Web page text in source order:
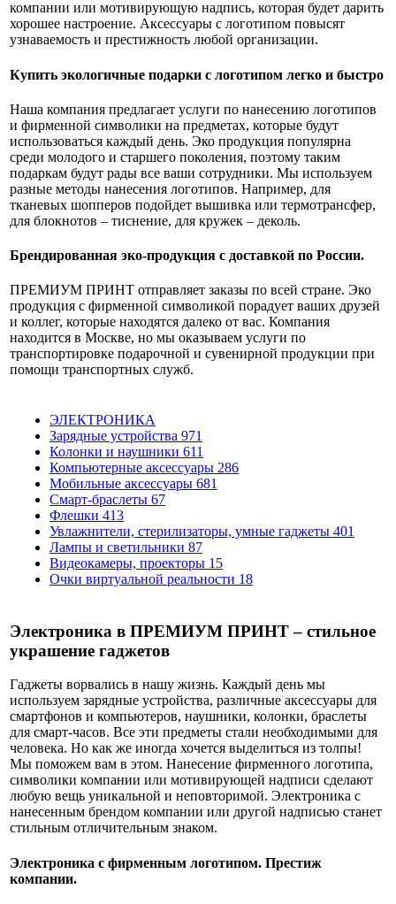
компании или мотивирующую надпись, которая будет дарить
хорошее настроение. Аксессуары с логотипом повысят
узнаваемость и престижность любой организации.
Купить экологичные подарки с логотипом легко и быстро
Наша компания предлагает услуги по нанесению логотипов
и фирменной символики на предметах, которые будут
использоваться каждый день. Эко продукция популярна
среди молодого и старшего поколения, поэтому таким
подаркам будут рады все ваши сотрудники. Мы используем
разные методы нанесения логотипов. Например, для
тканевых шопперов подойдет вышивка или термотрансфер,
для блокнотов – тиснение, для кружек – деколь.
Брендированная эко-продукция с доставкой по России.
ПРЕМИУМ ПРИНТ отправляет заказы по всей стране. Эко
продукция с фирменной символикой порадует ваших друзей
и коллег, которые находятся далеко от вас. Компания
находится в Москве, но мы оказываем услуги по
транспортировке подарочной и сувенирной продукции при
помощи транспортных служб.
ЭЛЕКТРОНИКА
Зарядные устройства 971
Колонки и наушники 611
Компьютерные аксессуары 286
Мобильные аксессуары 681
Смарт-браслеты 67
Флешки 413
Увлажнители, стерилизаторы, умные гаджеты 401
Лампы и светильники 87
Видеокамеры, проекторы 15
Очки виртуальной реальности 18
Электроника в ПРЕМИУМ ПРИНТ – стильное
украшение гаджетов
Гаджеты ворвались в нашу жизнь. Каждый день мы
используем зарядные устройства, различные аксессуары для
смартфонов и компьютеров, наушники, колонки, браслеты
для смарт-часов. Все эти предметы стали необходимыми для
человека. Но как же иногда хочется выделиться из толпы!
Мы поможем вам в этом. Нанесение фирменного логотипа,
символики компании или мотивирующей надписи сделают
любую вещь уникальной и неповторимой. Электроника с
нанесенным брендом компании или другой надписью станет
стильным отличительным знаком.
Электроника с фирменным логотипом. Престиж
компании.